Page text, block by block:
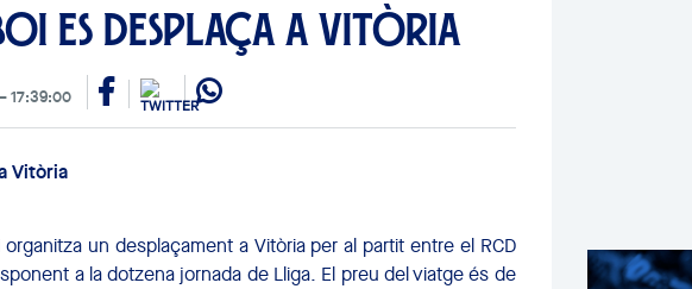
Boi es desplaça a Vitòria
17:39:00
un desplaçament a Vitòria per al partit entre el RCD
a la dotzena jornada de Lliga. El preu del viatge és de